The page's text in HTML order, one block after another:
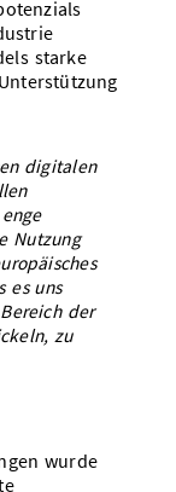
starke
digitalen
Nutzung
es uns
der
zu
wurde